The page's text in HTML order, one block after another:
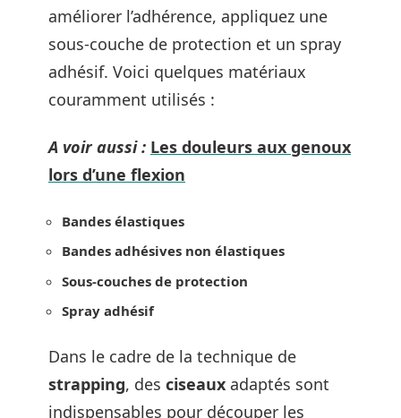
améliorer l’adhérence, appliquez une
sous-couche de protection et un spray
adhésif. Voici quelques matériaux
couramment utilisés :
A voir aussi : Les douleurs aux genoux
lors d’une flexion
Bandes élastiques
Bandes adhésives non élastiques
Sous-couches de protection
Spray adhésif
Dans le cadre de la technique de
strapping, des ciseaux adaptés sont
indispensables pour découper les